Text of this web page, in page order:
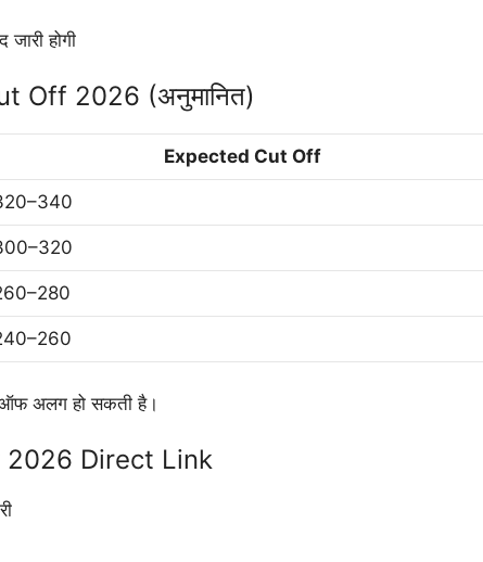
होगी
Off 2026 (अनुमानित)
Expected Cut Off
अलग हो सकती है।
2026 Direct Link